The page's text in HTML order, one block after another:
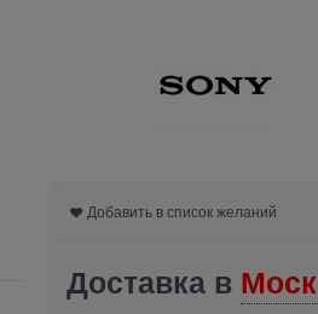
Добавить в список желаний
Доставка в